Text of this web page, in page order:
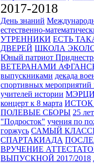
2017-2018
День знаний
естественно-
УТРЕННИКИ ЕСТЬ
ДВЕРЕЙ ШКОЛА
Юный патриот
ВЕТЕРАНАМИ
выпускниками декада
спортивных мероприятий
учителей истории
концерт к 8 марта ИСТОК
ПОЛЕВЫЕ СБОРЫ 25
"Подросток" учения по
горжусь САМЫЙ
СПАРТАКИАДА
ВРУЧЕНИЕ
ВЫПУСКНОЙ 2017/2018